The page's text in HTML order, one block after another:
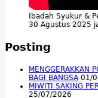
Ibadah Syukur &
30 Agustus 2025
Posting
MENGGERAKKAN
BAGI BANGSA 01/
MIWITI SAKING
25/07/2026